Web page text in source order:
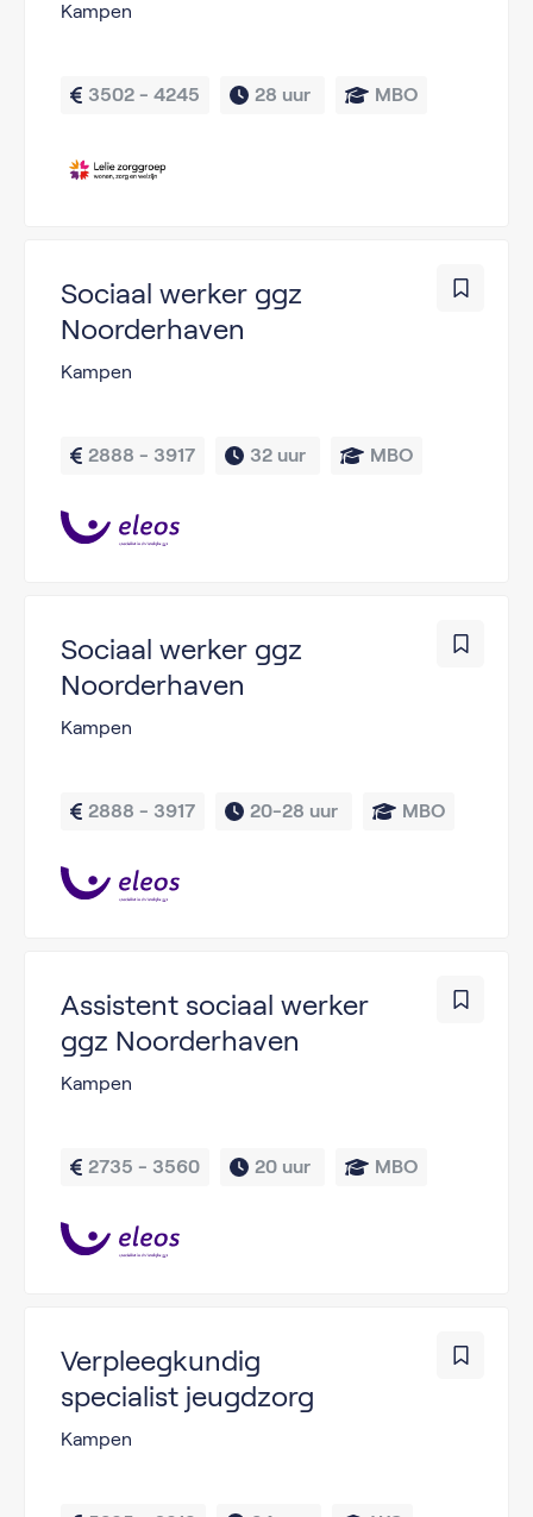
Kampen
3502 - 4245 28 uur MBO
Sociaal werker ggz
Noorderhaven
Kampen
2888 - 3917 32 uur MBO
Sociaal werker ggz
Noorderhaven
Kampen
2888 - 3917 20-28 uur MBO
Assistent sociaal werker
ggz Noorderhaven
Kampen
2735 - 3560 20 uur MBO
Verpleegkundig
specialist jeugdzorg
Kampen